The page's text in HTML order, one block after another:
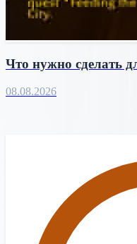
Что нужно сделать
08.08.2026